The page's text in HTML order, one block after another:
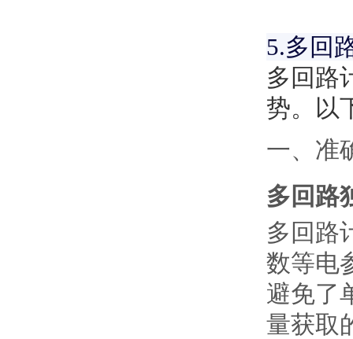
5.多回
多回路
势。以
一、准
多回路
多回路
数等电
避免了
量获取